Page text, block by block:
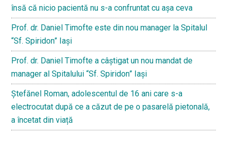
însă că nicio pacientă nu s-a confruntat cu așa ceva
Prof. dr. Daniel Timofte este din nou manager la Spitalul
“Sf. Spiridon” Iaşi
Prof. dr. Daniel Timofte a câștigat un nou mandat de
manager al Spitalului “Sf. Spiridon” Iași
Ştefănel Roman, adolescentul de 16 ani care s-a
electrocutat după ce a căzut de pe o pasarelă pietonală,
a încetat din viață